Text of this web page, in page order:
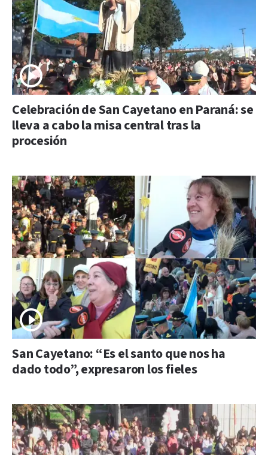
Celebración de San Cayetano en Paraná: se
lleva a cabo la misa central tras la
procesión
San Cayetano: “Es el santo que nos ha
dado todo”, expresaron los fieles